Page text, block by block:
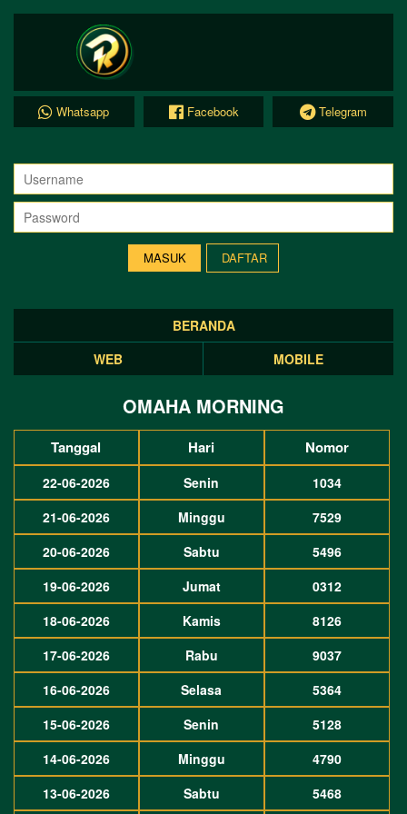
Whatsapp Facebook Telegram
DAFTAR
BERANDA
WEB
MOBILE
OMAHA MORNING
Tanggal Hari Nomor
22-06-2026 Senin
1034
21-06-2026
Minggu
7529
20-06-2026
Sabtu
5496
19-06-2026
Jumat
0312
18-06-2026
Kamis
8126
17-06-2026
Rabu
9037
16-06-2026
Selasa
5364
15-06-2026
Senin
5128
14-06-2026
Minggu
4790
13-06-2026
Sabtu 5468